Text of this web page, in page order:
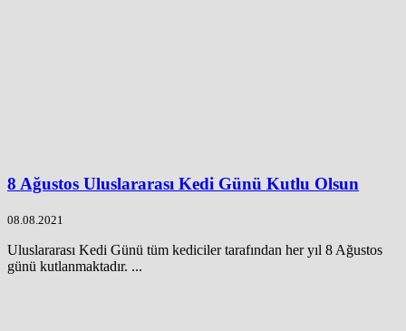
8 Ağustos Uluslararası Kedi Günü Kutlu Olsun
08.08.2021
Uluslararası Kedi Günü tüm kediciler tarafından her yıl 8 Ağustos
günü kutlanmaktadır. ...